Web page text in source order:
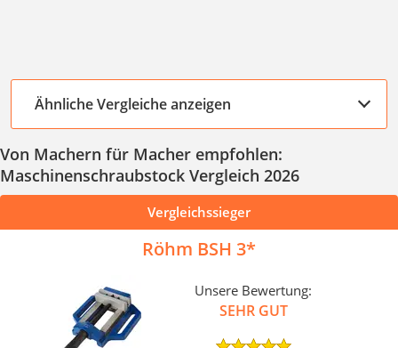
Ähnliche Vergleiche anzeigen
Von Machern für Macher empfohlen:
Maschinenschraubstock Vergleich 2026
Vergleichssieger
Röhm BSH 3
Unsere Bewertung:
SEHR GUT